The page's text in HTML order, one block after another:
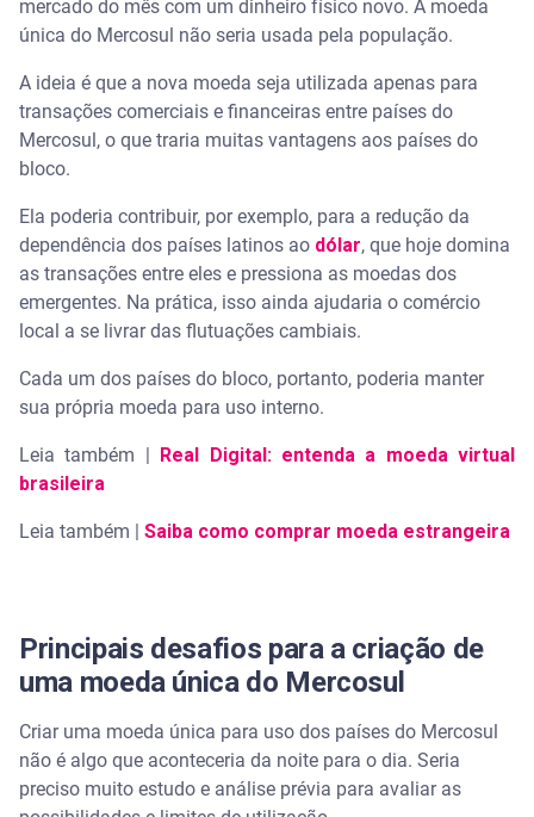
mercado do mês com um dinheiro físico novo. A moeda
única do Mercosul não seria usada pela população.
A ideia é que a nova moeda seja utilizada apenas para
transações comerciais e financeiras entre países do
Mercosul, o que traria muitas vantagens aos países do
bloco.
Ela poderia contribuir, por exemplo, para a redução da
dependência dos países latinos ao dólar, que hoje domina
as transações entre eles e pressiona as moedas dos
emergentes. Na prática, isso ainda ajudaria o comércio
local a se livrar das flutuações cambiais.
Cada um dos países do bloco, portanto, poderia manter
sua própria moeda para uso interno.
Leia também |
Real Digital: entenda a moeda virtual
brasileira
Leia também | Saiba como comprar moeda estrangeira
Principais desafios para a criação de
uma moeda única do Mercosul
Criar uma moeda única para uso dos países do Mercosul
não é algo que aconteceria da noite para o dia. Seria
preciso muito estudo e análise prévia para avaliar as